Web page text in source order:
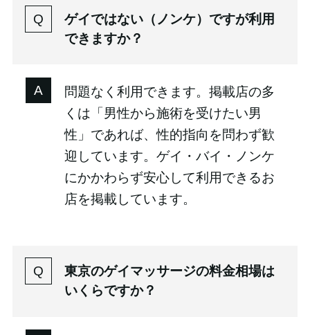
ゲイではない（ノンケ）ですが利用
できますか？
問題なく利用できます。掲載店の多
くは「男性から施術を受けたい男
性」であれば、性的指向を問わず歓
迎しています。ゲイ・バイ・ノンケ
にかかわらず安心して利用できるお
店を掲載しています。
東京のゲイマッサージの料金相場は
いくらですか？